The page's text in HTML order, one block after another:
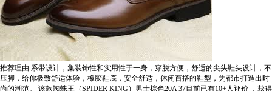
推荐理由:系带设计，集装饰性和实用性于一身，穿脱方便，舒适的尖头鞋头设计，不
压脚，给你极致舒适体验，橡胶鞋底，安全舒适，休闲百搭的鞋型，为都市打造出时
尚的潮范。
该款蜘蛛王（SPIDER KING）男士棕色20A 37目前已有10+人评价 ，获得